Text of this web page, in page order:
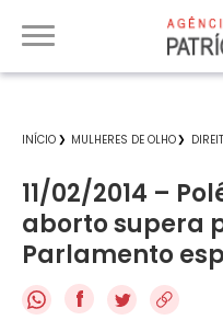
INÍCIO MULHERES DE OLHO
11/02/2014 –
aborto supera
Parlamento
f